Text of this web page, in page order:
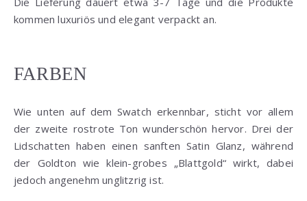
kommen luxuriös und elegant verpackt an.
FARBEN
Wie unten auf dem Swatch erkennbar, sticht vor allem
der zweite rostrote Ton wunderschön hervor. Drei der
Lidschatten haben einen sanften Satin Glanz, während
der Goldton wie klein-grobes „Blattgold“ wirkt, dabei
jedoch angenehm unglitzrig ist.